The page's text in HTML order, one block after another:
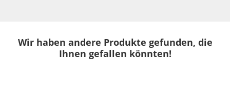
Wir haben andere Produkte gefunden, die
Ihnen gefallen könnten!